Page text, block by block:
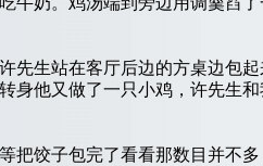
生站在客厅后边的方桌边包起
身他又做了一只小鸡，许先生
饺子包完了看看那数目并不多